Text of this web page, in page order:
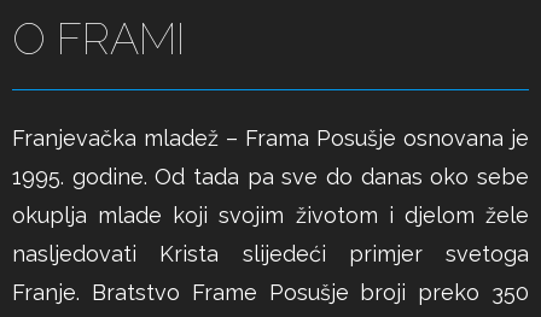
O FRAMI
Franjevačka mladež – Frama Posušje osnovana je
1995. godine. Od tada pa sve do danas oko sebe
okuplja mlade koji svojim životom i djelom žele
nasljedovati Krista slijedeći primjer svetoga
Franje. Bratstvo Frame Posušje broji preko 350